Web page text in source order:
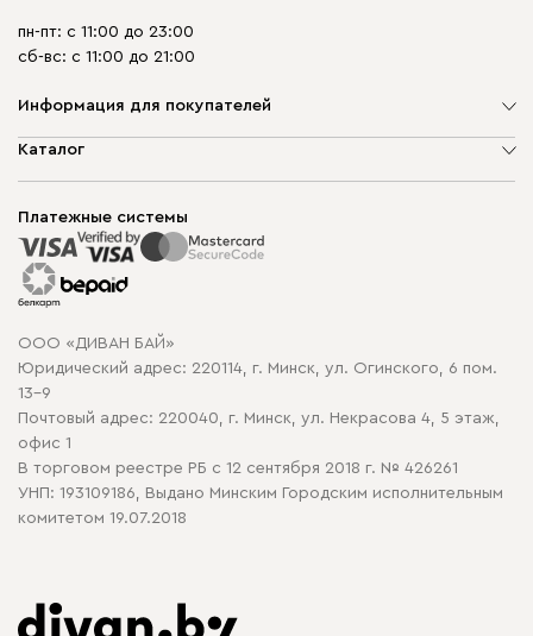
пн-пт: с 11:00 до 23:00
сб-вс: с 11:00 до 21:00
Информация для покупателей
О компании
Способы оплаты
Рассрочка и кредит
Гарантия
Карта сайта
Политика конфиденциальности
Политика в отношении обработки cookie
Каталог
Корпусная мебель
Распродажа мебели
Платежные системы
ООО «ДИВАН БАЙ»
Юридический адрес: 220114, г. Минск, ул. Огинского, 6 пом.
13-9
Почтовый адрес: 220040, г. Минск, ул. Некрасова 4, 5 этаж,
офис 1
В торговом реестре РБ с 12 сентября 2018 г. № 426261
УНП: 193109186, Выдано Минским Городским исполнительным
комитетом 19.07.2018